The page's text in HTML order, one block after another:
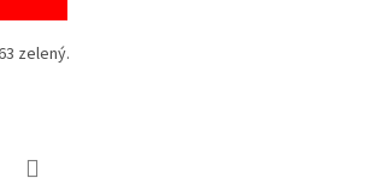
zelený.